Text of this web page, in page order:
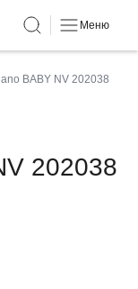
Меню
BABY NV 202038
202038